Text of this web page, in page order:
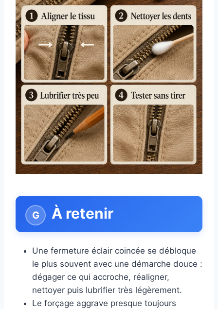
À retenir
Une fermeture éclair coincée se débloque
le plus souvent avec une démarche douce :
dégager ce qui accroche, réaligner,
nettoyer puis lubrifier très légèrement.
Le forçage aggrave presque toujours